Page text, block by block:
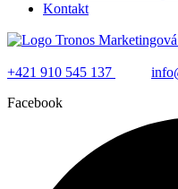
Kontakt
+421 910 545 137
Facebook